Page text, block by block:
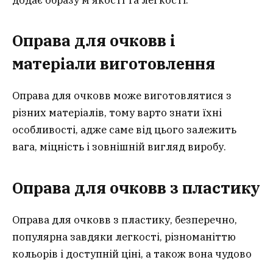
Оправа для очковв і
матеріали виготовлення
Оправа для очковв може виготовлятися з
різних матеріалів, тому варто знати їхні
особливості, адже саме від цього залежить
вага, міцність і зовнішній вигляд виробу.
Оправа для очковв з пластику
Оправа для очковв з пластику, безперечно,
популярна завдяки легкості, різноманіттю
кольорів і доступній ціні, а також вона чудово